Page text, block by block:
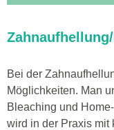
Bei der
Möglichkeiten. Man
Bleaching und
wird in der Praxis mit